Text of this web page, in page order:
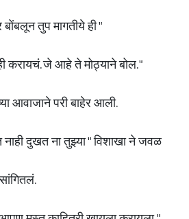
तुप मागतीये ही "
करायचं. जे आहे ते मोठ्याने बोल. "
आवाजाने परी बाहेर आली.
नाही दुखत ना तुझ्या " विशाखा ने जवळ